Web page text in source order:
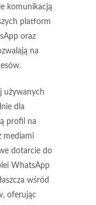
komunikacją
platform
oraz
na
używanych
dla
profil na
mediami
dotarcie do
WhatsApp
wśród
oferując